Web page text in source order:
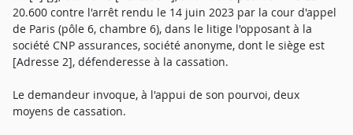
20.600 contre l'arrêt rendu le 14 juin 2023 par la cour d'appel
de Paris (pôle 6, chambre 6), dans le litige l'opposant à la
société CNP assurances, société anonyme, dont le siège est
[Adresse 2], défenderesse à la cassation.
Le demandeur invoque, à l'appui de son pourvoi, deux
moyens de cassation.